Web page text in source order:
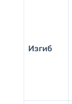
Изгиб